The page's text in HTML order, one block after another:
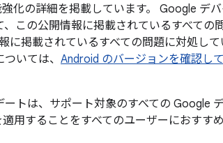
化の詳細を掲載しています。 Google デ
この公開情報に掲載されているすべての
に掲載されているすべての問題に対処し
いては、 Android のバージョンを確認し
トは、サポート対象のすべての Google デ
用することをすべてのユーザーにおすすめ